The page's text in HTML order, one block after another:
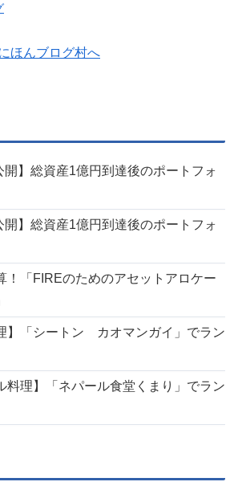
開】総資産1億円到達後のポートフォ
開】総資産1億円到達後のポートフォ
！「FIREのためのアセットアロケー
】「シートン カオマンガイ」でラン
料理】「ネパール食堂くまり」でラン